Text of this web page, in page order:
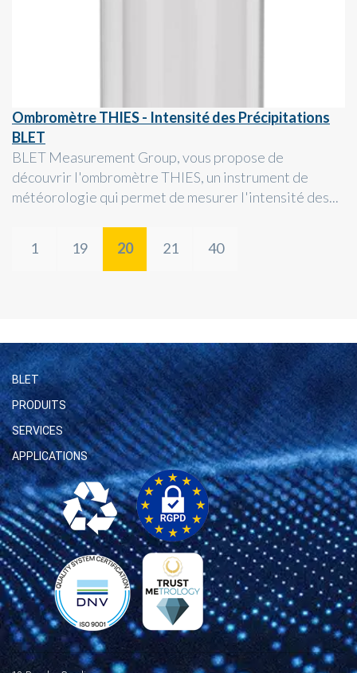
Ombromètre THIES - Intensité des Précipitations
BLET
BLET Measurement Group, vous propose de
découvrir l'ombromètre THIES, un instrument de
météorologie qui permet de mesurer l'intensité des...
1 19 20 21 40
BLET
PRODUITS
SERVICES
APPLICATIONS